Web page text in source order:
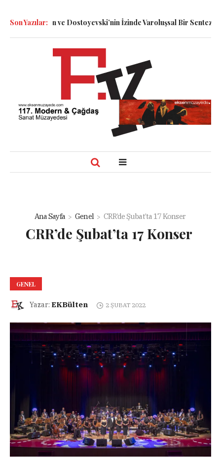
Son Yazılar:
Smolin ve Dostoyevski’nin İzinde Varoluşsal Bir Sentez
Ana Sayfa Genel CRR’de Şubat’ta 17 Konser
CRR’de Şubat’ta 17 Konser
GENEL
Yazar: EKBülten 2 ŞUBAT 2022